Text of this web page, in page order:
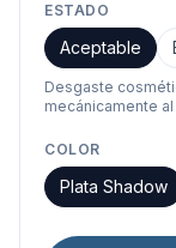
ESTADO
Aceptable
Desgaste
mecánicamente
COLOR
Plata Shadow